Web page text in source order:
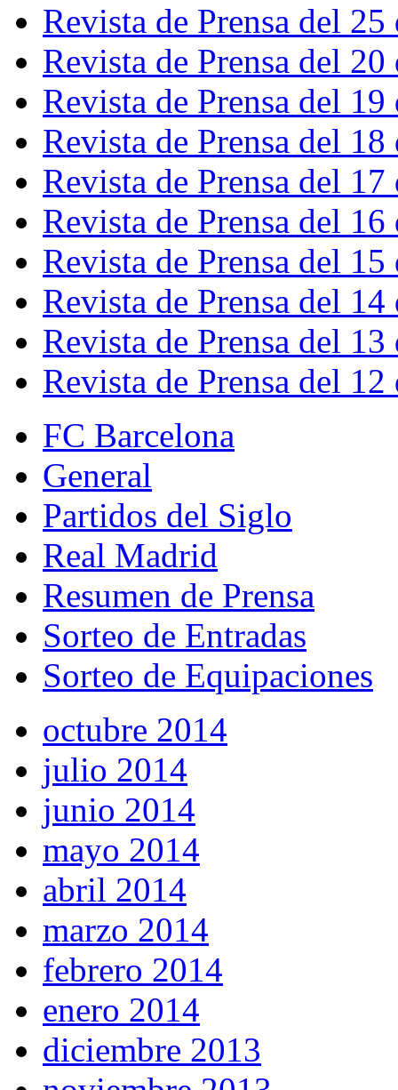
Revista de Prensa del
Revista de Prensa del
Revista de Prensa del
Revista de Prensa del
Revista de Prensa del
Revista de Prensa del
Revista de Prensa del
Revista de Prensa del
Revista de Prensa del
Revista de Prensa del
FC Barcelona
General
Partidos del Siglo
Real Madrid
Resumen de Prensa
Sorteo de Entradas
Sorteo de Equipaciones
octubre 2014
julio 2014
junio 2014
mayo 2014
abril 2014
marzo 2014
febrero 2014
enero 2014
diciembre 2013